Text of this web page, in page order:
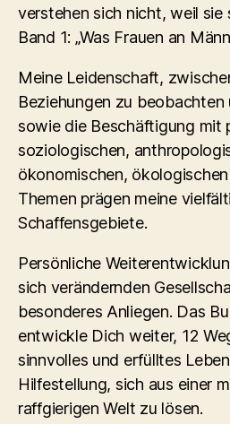
verstehen sich nicht, weil sie
Band 1: „Was Frauen an
Meine Leidenschaft,
Beziehungen zu beobachten
sowie die Beschäftigung mit
soziologischen,
ökonomischen,
Themen prägen meine
Schaffensgebiete.
Persönliche
sich verändernden
besonderes Anliegen. Das
entwickle Dich weiter, 12
sinnvolles und erfülltes
Hilfestellung, sich aus einer
raffgierigen Welt zu lösen.